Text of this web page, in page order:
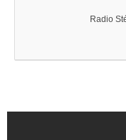
Radio